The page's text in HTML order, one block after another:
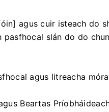
agus cuir isteach do
pasfhocal slán do do
agus litreacha
Beartas